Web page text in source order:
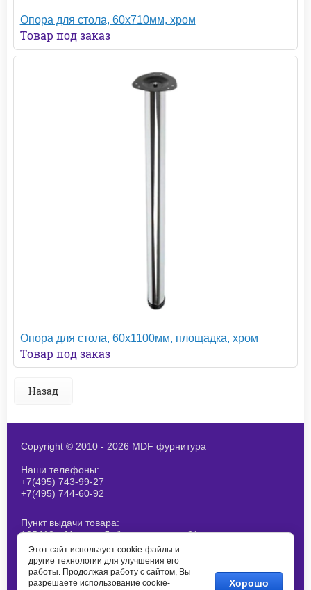
Опора для стола, 60х710мм, хром
Товар под заказ
Опора для стола, 60х1100мм, площадка, хром
Товар под заказ
Назад
Copyright © 2010 - 2026 MDF фурнитура
Наши телефоны:
+7(495) 743-99-27
+7(495) 744-60-92
Пункт выдачи товара:
125412, г.Москва, Лобненская ул., д 21,
стр 1. При получение товара
согласовывайте наличие заранее
E-mail:
info@mdf-m.ru
Этот сайт использует cookie-файлы и
другие технологии для улучшения его
работы. Продолжая работу с сайтом, Вы
разрешаете использование cookie-
Хорошо